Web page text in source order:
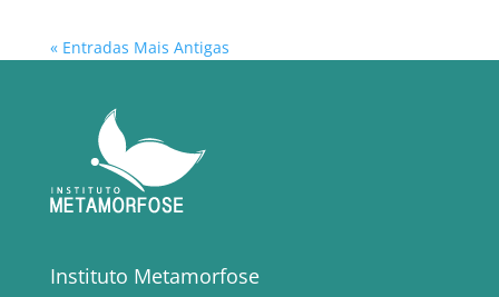
« Entradas Mais Antigas
Instituto Metamorfose